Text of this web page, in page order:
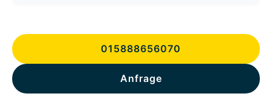
015888656070
Anfrage